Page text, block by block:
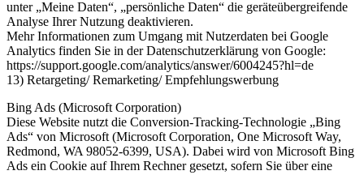
unter „Meine Daten“, „persönliche Daten“ die geräteübergreifende
Analyse Ihrer Nutzung deaktivieren.
Mehr Informationen zum Umgang mit Nutzerdaten bei Google
Analytics finden Sie in der Datenschutzerklärung von Google:
https://support.google.com/analytics/answer/6004245?hl=de
13) Retargeting/ Remarketing/ Empfehlungswerbung
Bing Ads (Microsoft Corporation)
Diese Website nutzt die Conversion-Tracking-Technologie „Bing
Ads“ von Microsoft (Microsoft Corporation, One Microsoft Way,
Redmond, WA 98052-6399, USA). Dabei wird von Microsoft Bing
Ads ein Cookie auf Ihrem Rechner gesetzt, sofern Sie über eine